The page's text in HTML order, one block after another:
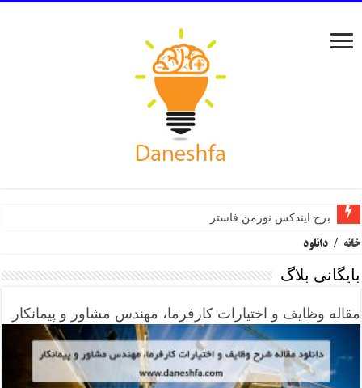
برج ایندکس نورمن فاستر
خانه / دانلود
بایگانی بلاگ
مقاله وظایف و اختیارات کارفرما، مهندس مشاور و پیمانکار